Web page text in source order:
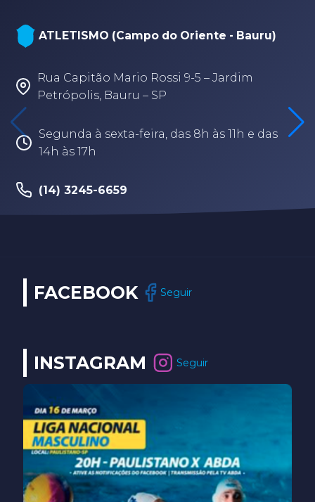
ATLETISMO (Campo do Oriente - Bauru)
Rua Capitão Mario Rossi 9-5 – Jardim
Petrópolis, Bauru – SP
Segunda à sexta-feira, das 8h às 11h e das
14h às 17h
(14) 3245-6659
FACEBOOK Seguir
INSTAGRAM Seguir